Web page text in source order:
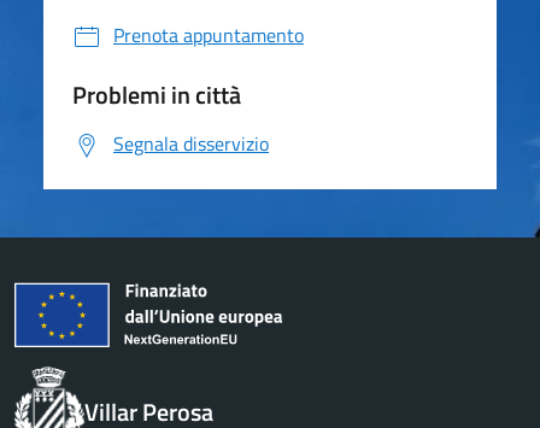
Prenota appuntamento
Problemi in città
Segnala disservizio
Villar Perosa